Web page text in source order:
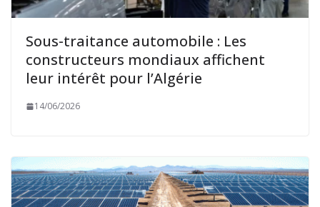
Sous-traitance automobile : Les
constructeurs mondiaux affichent
leur intérêt pour l’Algérie
14/06/2026